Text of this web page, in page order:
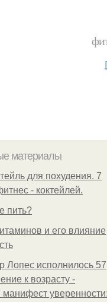
материалы
для похудения. 7
- коктейлей.
пить?
и его влияние
Лопес исполнилось
к возрасту -
уверенности: